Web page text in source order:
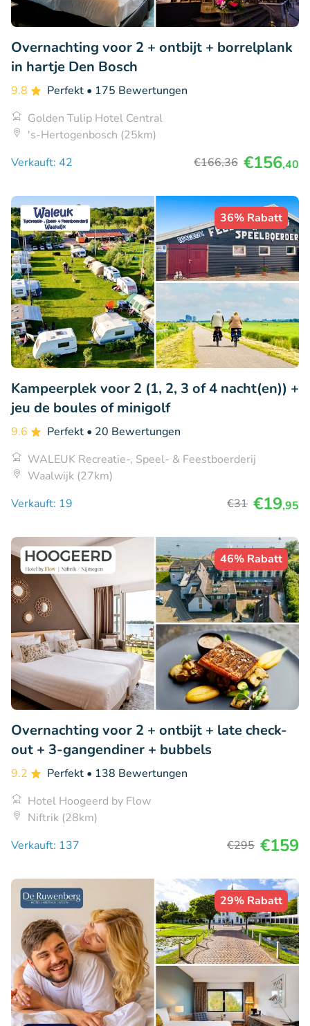
Overnachting voor 2 + ontbijt + borrelplank
in hartje Den Bosch
9.8 Perfekt • 175 Bewertungen
Golden Tulip Hotel Central
's-Hertogenbosch (25km)
Verkauft: 42
€166,36 €156,40
36% Rabatt
Kampeerplek voor 2 (1, 2, 3 of 4 nacht(en)) +
jeu de boules of minigolf
9.6 Perfekt • 20 Bewertungen
WALEUK Recreatie-, Speel- & Feestboerderij
Waalwijk (27km)
Verkauft: 19
€31 €19,95
46% Rabatt
Overnachting voor 2 + ontbijt + late check-
out + 3-gangendiner + bubbels
9.2 Perfekt • 138 Bewertungen
Hotel Hoogeerd by Flow
Niftrik (28km)
Verkauft: 137
€295 €159
29% Rabatt